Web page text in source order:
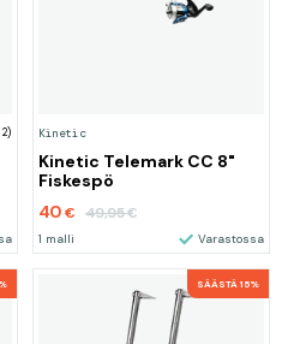
Kinetic
Kinetic Telemark CC 8"
Fiskespö
40€ 49,95€
1 malli Varastossa
SÄÄSTÄ 15%